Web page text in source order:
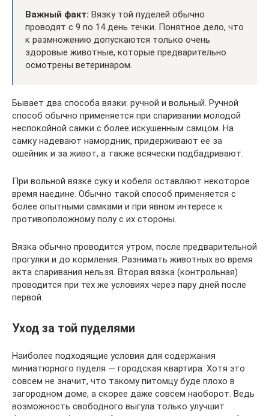
Важный факт: Вязку той пуделей обычно
проводят с 9 по 14 день течки. Понятное дело, что
к размножению допускаются только очень
здоровые животные, которые предварительно
осмотрены ветеринаром.
Бывает два способа вязки: ручной и вольный. Ручной
способ обычно применяется при спаривании молодой
неспокойной самки с более искушенным самцом. На
самку надевают намордник, придерживают ее за
ошейник и за живот, а также всячески подбадривают.
При вольной вязке суку и кобеля оставляют некоторое
время наедине. Обычно такой способ применяется с
более опытными самками и при явном интересе к
противоположному полу с их стороны.
Вязка обычно проводится утром, после предварительной
прогулки и до кормления. Разнимать животных во время
акта спаривания нельзя. Вторая вязка (контрольная)
проводится при тех же условиях через пару дней после
первой.
Уход за той пуделями
Наиболее подходящие условия для содержания
миниатюрного пуделя — городская квартира. Хотя это
совсем не значит, что такому питомцу буде плохо в
загородном доме, а скорее даже совсем наоборот. Ведь
возможность свободного выгула только улучшит